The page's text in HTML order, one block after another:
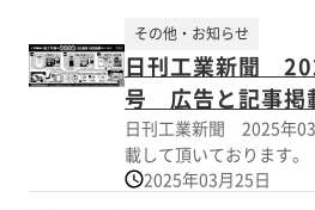
う記事で灯油・軽油用の
（TDP1シリーズ）・オ
（APD-20ATNB）・シン
ール用エア式・電動式
ズ）液体管理用（セン
計・レーザー式液面計）
ズも掲載頂いております。 合わせて、会社
日刊工業新聞
号 広告と記事掲
その他・お知らせ
日刊工業新聞 2025年
載して頂いております。 「工作機械の加工不良を
劇的改善 コスト削減＆
2025年03月25日